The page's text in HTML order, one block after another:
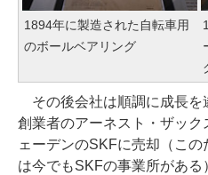
1894年に製造された自転車用
のボールベアリング
その後会社は順調に成長を
創業者のアーネスト・ザッ
ェーデンのSKFに売却（こ
は今でもSKFの事業所があ